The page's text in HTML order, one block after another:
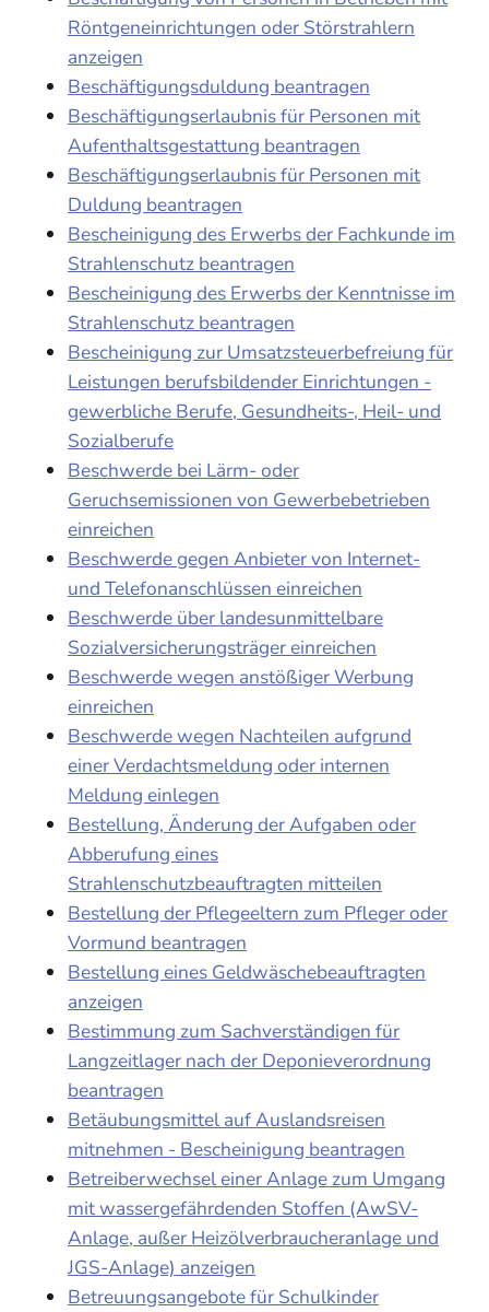
Röntgeneinrichtungen oder Störstrahlern
anzeigen
Beschäftigungsduldung beantragen
Beschäftigungserlaubnis für Personen mit
Aufenthaltsgestattung beantragen
Beschäftigungserlaubnis für Personen mit
Duldung beantragen
Bescheinigung des Erwerbs der Fachkunde im
Strahlenschutz beantragen
Bescheinigung des Erwerbs der Kenntnisse im
Strahlenschutz beantragen
Bescheinigung zur Umsatzsteuerbefreiung für
Leistungen berufsbildender Einrichtungen -
gewerbliche Berufe, Gesundheits-, Heil- und
Sozialberufe
Beschwerde bei Lärm- oder
Geruchsemissionen von Gewerbebetrieben
einreichen
Beschwerde gegen Anbieter von Internet-
und Telefonanschlüssen einreichen
Beschwerde über landesunmittelbare
Sozialversicherungsträger einreichen
Beschwerde wegen anstößiger Werbung
einreichen
Beschwerde wegen Nachteilen aufgrund
einer Verdachtsmeldung oder internen
Meldung einlegen
Bestellung, Änderung der Aufgaben oder
Abberufung eines
Strahlenschutzbeauftragten mitteilen
Bestellung der Pflegeeltern zum Pfleger oder
Vormund beantragen
Bestellung eines Geldwäschebeauftragten
anzeigen
Bestimmung zum Sachverständigen für
Langzeitlager nach der Deponieverordnung
beantragen
Betäubungsmittel auf Auslandsreisen
mitnehmen - Bescheinigung beantragen
Betreiberwechsel einer Anlage zum Umgang
mit wassergefährdenden Stoffen (AwSV-
Anlage, außer Heizölverbraucheranlage und
JGS-Anlage) anzeigen
Betreuungsangebote für Schulkinder